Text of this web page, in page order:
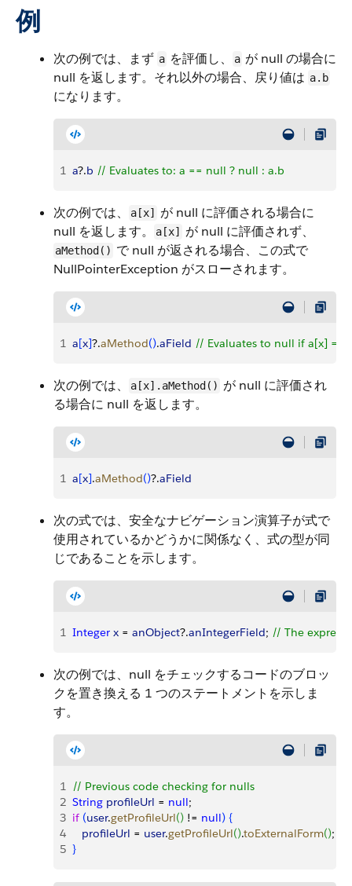
例
次の例では、まず a を評価し、 a が null の場合に
null を返します。それ以外の場合、戻り値は a.b
になります。
1 a?.b // Evaluates to: a == null ? null : a.b
次の例では、 a[x]
が null に評価される場合に
null を返します。
a[x] が null に評価されず、
aMethod() で null が返される場合、この式で
NullPointerException がスローされます。
1 a[x]?.aMethod().aField // Evaluates to null if a[x] ==
次の例では、 a[x].aMethod() が null に評価され
る場合に null を返します。
1 a[x].aMethod()?.aField
次の式では、安全なナビゲーション演算子が式で
使用されているかどうかに関係なく、式の型が同
じであることを示します。
1 Integer x = anObject?.anIntegerField; // The
次の例では、null をチェックするコードのブロッ
クを置き換える 1 つのステートメントを示しま
す。
1 // Previous code checking for nulls
2 String profileUrl = null;
3 if (user.getProfileUrl() != null) {
4
   profileUrl
= user.getProfileUrl().toExternalForm();
5 }